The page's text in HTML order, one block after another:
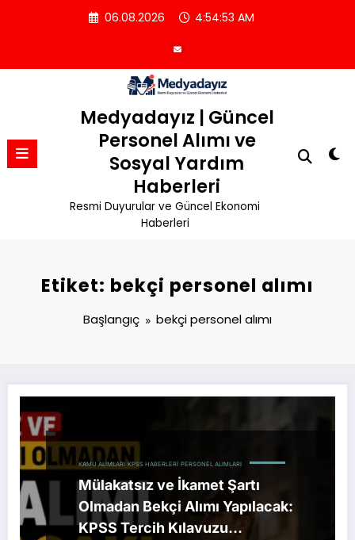
06.08.2026 4:54:54 AM
Medyadayız | Güncel
Personel Alımı ve
Sosyal Yardım
Haberleri
Resmi Duyurular ve Güncel Ekonomi
Haberleri
Etiket: bekçi personel alımı
Başlangıç bekçi personel alımı
KAMU ALIMLARI KPSS HABERLERI PERSONEL ALIMLARI
Mülakatsız ve İkamet Şartı
Olmadan Bekçi Alımı Yapılacak:
KPSS Tercih Kılavuzu